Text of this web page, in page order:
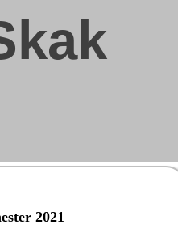
2021